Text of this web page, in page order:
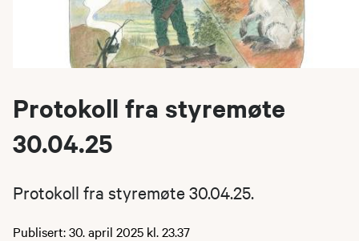
Protokoll fra styremøte
30.04.25
Protokoll fra styremøte 30.04.25.
Publisert: 30. april 2025 kl. 23.37